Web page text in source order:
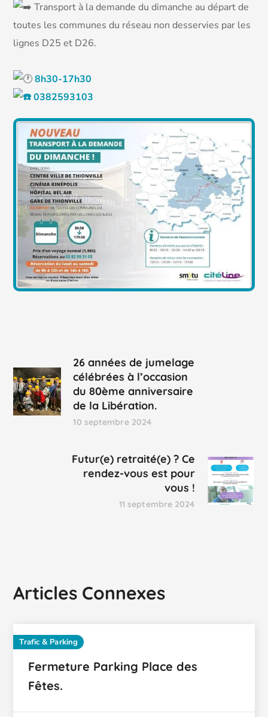
Transport à la demande du dimanche au départ de
toutes les communes du réseau non desservies par les
lignes D25 et D26.
8h30-17h30
0382593103
26 années de jumelage
célébrées à l’occasion
du 80ème anniversaire
de la Libération.
10 septembre 2024
Futur(e) retraité(e) ? Ce
rendez-vous est pour
vous !
11 septembre 2024
Articles Connexes
Trafic & Parking
Fermeture Parking Place des
Fêtes.